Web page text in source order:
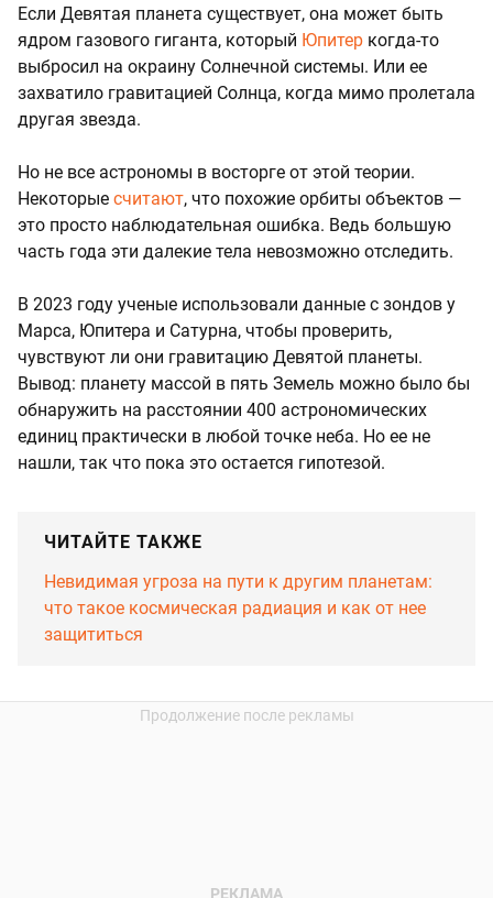
Если Девятая планета существует, она может быть
ядром газового гиганта, который Юпитер когда-то
выбросил на окраину Солнечной системы. Или ее
захватило гравитацией Солнца, когда мимо пролетала
другая звезда.
Но не все астрономы в восторге от этой теории.
Некоторые считают, что похожие орбиты объектов —
это просто наблюдательная ошибка. Ведь большую
часть года эти далекие тела невозможно отследить.
В 2023 году ученые использовали данные с зондов у
Марса, Юпитера и Сатурна, чтобы проверить,
чувствуют ли они гравитацию Девятой планеты.
Вывод: планету массой в пять Земель можно было бы
обнаружить на расстоянии 400 астрономических
единиц практически в любой точке неба. Но ее не
нашли, так что пока это остается гипотезой.
ЧИТАЙТЕ ТАКЖЕ
Невидимая угроза на пути к другим планетам:
что такое космическая радиация и как от нее
защититься